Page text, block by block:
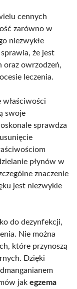
cennych
zarówno w
niezwykłe
sprawia, że jest
oraz owrzodzeń,
leczenia.
swoje
sprawdza
płynów w
znaczenie
jest niezwykle
do dezynfekcji,
Nie można
które przynoszą
Dzięki
jak egzema